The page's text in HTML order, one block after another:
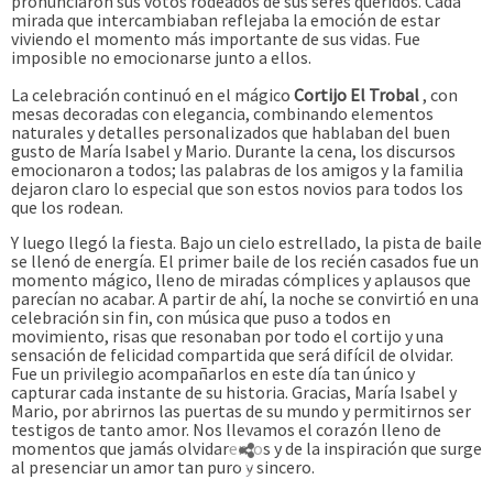
mirada que intercambiaban reflejaba la emoción de estar
viviendo el momento más importante de sus vidas. Fue
imposible no emocionarse junto a ellos.
La celebración continuó en el mágico Cortijo El Trobal, con
mesas decoradas con elegancia, combinando elementos
naturales y detalles personalizados que hablaban del buen
gusto de María Isabel y Mario. Durante la cena, los discursos
emocionaron a todos; las palabras de los amigos y la familia
dejaron claro lo especial que son estos novios para todos los
que los rodean.
Y luego llegó la fiesta. Bajo un cielo estrellado, la pista de baile
se llenó de energía. El primer baile de los recién casados ​​fue un
momento mágico, lleno de miradas cómplices y aplausos que
parecían no acabar. A partir de ahí, la noche se convirtió en una
celebración sin fin, con música que puso a todos en
movimiento, risas que resonaban por todo el cortijo y una
sensación de felicidad compartida que será difícil de olvidar.
Fue un privilegio acompañarlos en este día tan único y
capturar cada instante de su historia. Gracias, María Isabel y
Mario, por abrirnos las puertas de su mundo y permitirnos ser
testigos de tanto amor. Nos llevamos el corazón lleno de
momentos que jamás olvidaremos y de la inspiración que surge
al presenciar un amor tan puro y sincero.